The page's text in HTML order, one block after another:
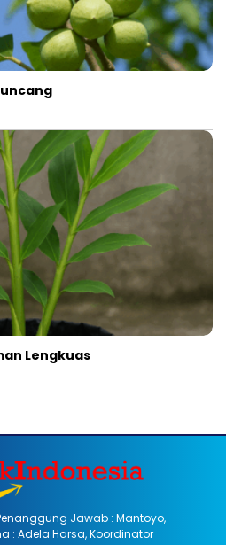
Lengkuas
Jawab : Mantoyo,
: Adela Harsa, Koordinator